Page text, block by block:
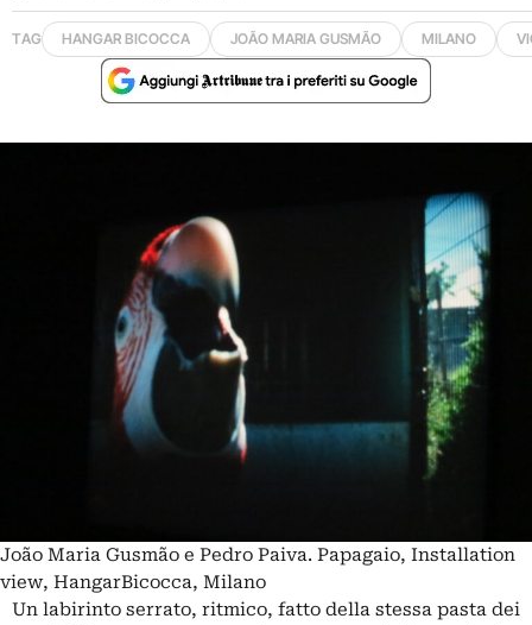
TAG HANGAR BICOCCA JOÃO MARIA GUSMÃO MILANO
João Maria Gusmão e Pedro Paiva. Papagaio, Installation
view, HangarBicocca, Milano
Un labirinto serrato, ritmico, fatto della stessa pasta dei